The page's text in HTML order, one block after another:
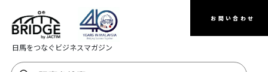
お問い合わせ
日馬をつなぐビジネスマガジン